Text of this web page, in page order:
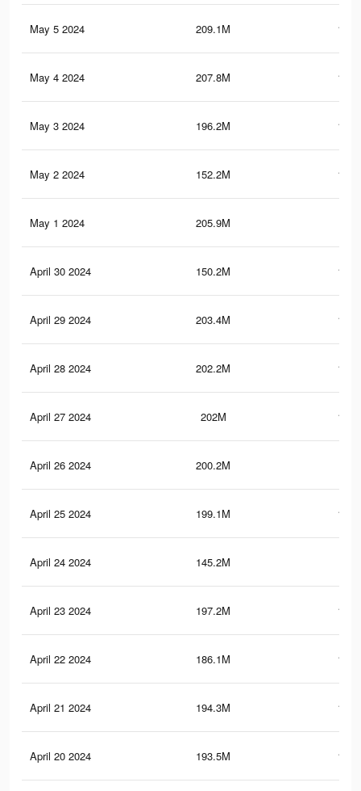
May 5 2024 209.1M
May 4 2024 207.8M
May 3 2024 196.2M
May 2 2024 152.2M
May 1 2024 205.9M
April 30 2024 150.2M
April 29 2024 203.4M
April 28 2024 202.2M
April 27 2024 202M
April 26 2024 200.2M
April 25 2024 199.1M
April 24 2024 145.2M
April 23 2024 197.2M
April 22 2024 186.1M
April 21 2024 194.3M
April 20 2024 193.5M